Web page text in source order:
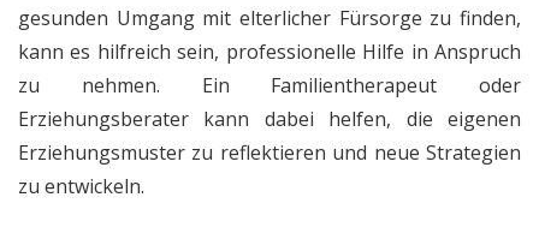
gesunden Umgang mit elterlicher Fürsorge zu finden,
kann es hilfreich sein, professionelle Hilfe in Anspruch
zu nehmen. Ein Familientherapeut oder
Erziehungsberater kann dabei helfen, die eigenen
Erziehungsmuster zu reflektieren und neue Strategien
zu entwickeln.